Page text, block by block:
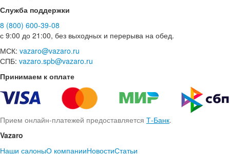
Служба поддержки
8 (800) 600-39-08
с 9:00 до 21:00, без выходных и перерыва на обед.
МСК: vazaro@vazaro.ru
СПБ: vazaro.spb@vazaro.ru
Принимаем к оплате
Прием онлайн-платежей предоставляется Т-Банк.
Vazaro
Наши салоныО компанииНовостиСтатьи